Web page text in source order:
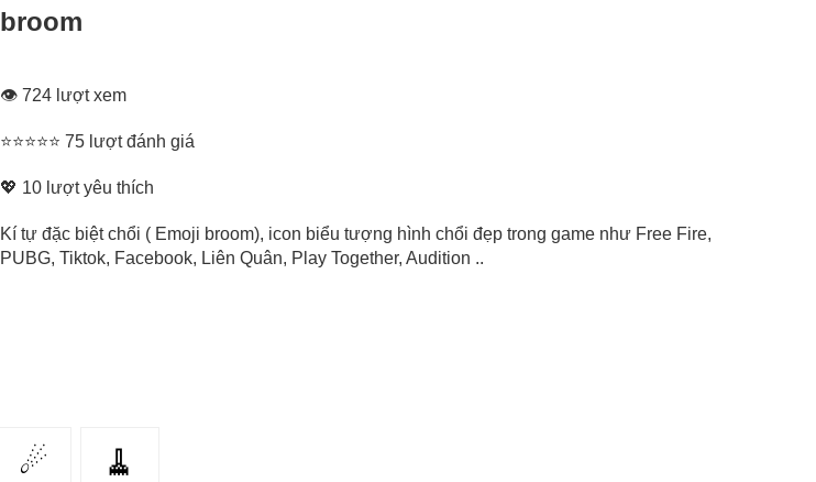
broom
👁 724 lượt xem
⭐⭐⭐⭐⭐ 75 lượt đánh giá
💖 10 lượt yêu thích
Kí tự đặc biệt chổi ( Emoji broom), icon biểu tượng hình chổi đẹp trong game như Free Fire,
PUBG, Tiktok, Facebook, Liên Quân, Play Together, Audition ..
☄ 🧹